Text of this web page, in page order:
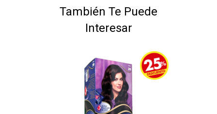
También Te Puede
Interesar